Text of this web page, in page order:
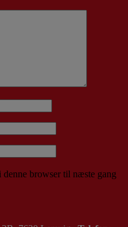
browser til næste gang